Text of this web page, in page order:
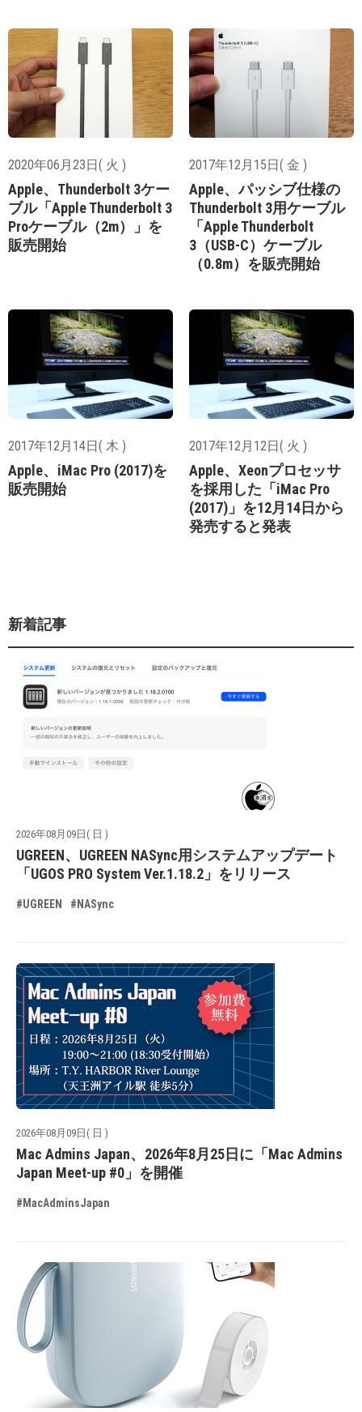
2020年06月23日( 火 )
Apple、Thunderbolt 3ケー
ブル「Apple Thunderbolt 3
Proケーブル（2m）」を
販売開始
2017年12月15日( 金 )
Apple、パッシブ仕様の
Thunderbolt 3用ケーブル
「Apple Thunderbolt
3（USB-C）ケーブル
（0.8m）を販売開始
2017年12月14日( 木 )
Apple、iMac Pro (2017)を
販売開始
2017年12月12日( 火 )
Apple、Xeonプロセッサ
を採用した「iMac Pro
(2017)」を12月14日から
発売すると発表
新着記事
2026年08月09日( 日 )
UGREEN、UGREEN NASync用システムアップデート
「UGOS PRO System Ver.1.18.2」をリリース
#UGREEN #NASync
2026年08月09日( 日 )
Mac Admins Japan、2026年8月25日に「Mac Admins
Japan Meet-up #0」を開催
#MacAdminsJapan